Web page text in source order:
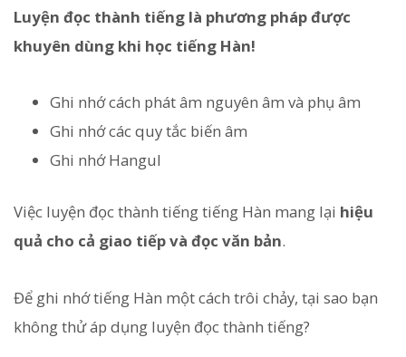
Luyện đọc thành tiếng là phương pháp được
khuyên dùng khi học tiếng Hàn!
Ghi nhớ cách phát âm nguyên âm và phụ âm
Ghi nhớ các quy tắc biến âm
Ghi nhớ Hangul
Việc luyện đọc thành tiếng tiếng Hàn mang lại hiệu
quả cho cả giao tiếp và đọc văn bản.
Để ghi nhớ tiếng Hàn một cách trôi chảy, tại sao bạn
không thử áp dụng luyện đọc thành tiếng?